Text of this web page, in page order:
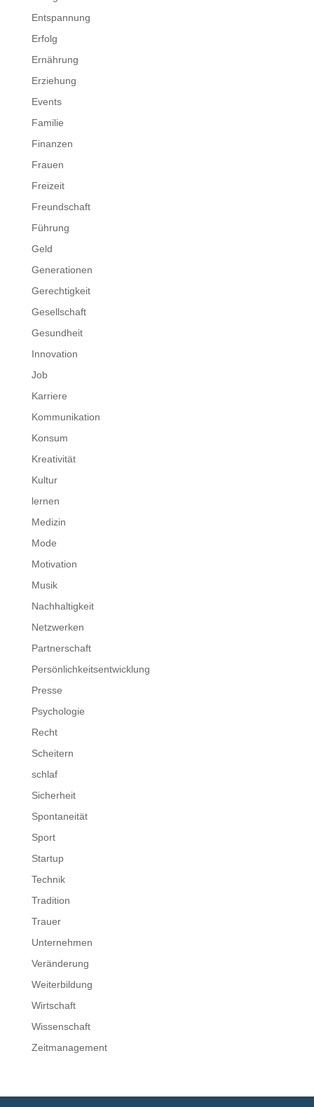
Entspannung
Erfolg
Ernährung
Erziehung
Events
Familie
Finanzen
Frauen
Freizeit
Freundschaft
Führung
Geld
Generationen
Gerechtigkeit
Gesellschaft
Gesundheit
Innovation
Job
Karriere
Kommunikation
Konsum
Kreativität
Kultur
lernen
Medizin
Mode
Motivation
Musik
Nachhaltigkeit
Netzwerken
Partnerschaft
Persönlichkeitsentwicklung
Presse
Psychologie
Recht
Scheitern
schlaf
Sicherheit
Spontaneität
Sport
Startup
Technik
Tradition
Trauer
Unternehmen
Veränderung
Weiterbildung
Wirtschaft
Wissenschaft
Zeitmanagement